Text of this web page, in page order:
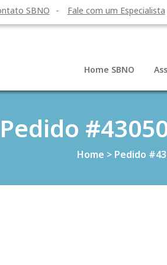
SBNO Fale com um Especialista
Home SBNO
Pedido
Home > Pedido